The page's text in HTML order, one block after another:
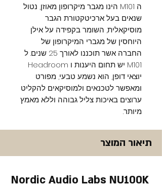
ה M101 הינו מגבר מיקרופון מאוזן, נטול
שנאים בעל ארכיטקטורת הגבר
מוסיקאלית, השומר בקפידה על אילן
היוחסין של מגברי המיקרופון של
החברה אשר תוכננו לאורך 25 שנים. ל
M101 יש תחום היענות ו Headroom
יוצאי דופן, הוא נשמע טבעי, מפורט
ומאפשר לטכנאים ולמוסיקאים להקליט
ערוצים באיכות צליל גבוהה וללא מאמץ
מיותר.
תיאור המוצר
Nordic Audio Labs NU100K